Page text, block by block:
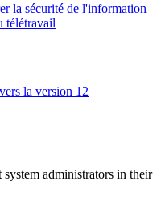
la sécurité de l'information
télétravail
la version 12
administrators in their